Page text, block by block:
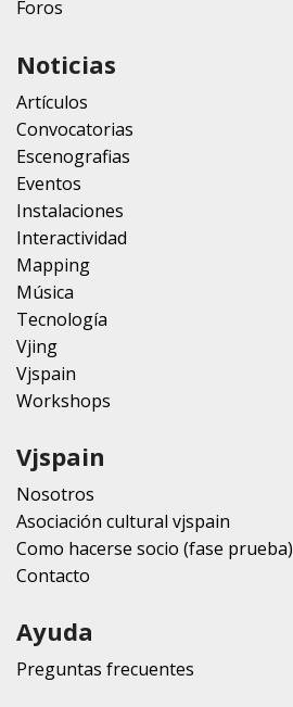
Foros
Noticias
Artículos
Convocatorias
Escenografias
Eventos
Instalaciones
Interactividad
Mapping
Música
Tecnología
Vjing
Vjspain
Workshops
Vjspain
Nosotros
Asociación cultural vjspain
Como hacerse socio (fase prueba)
Contacto
Ayuda
Preguntas frecuentes